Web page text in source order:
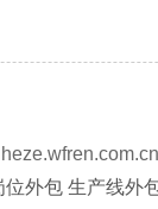
heze.wfren.com.cn
位外包 生产线外